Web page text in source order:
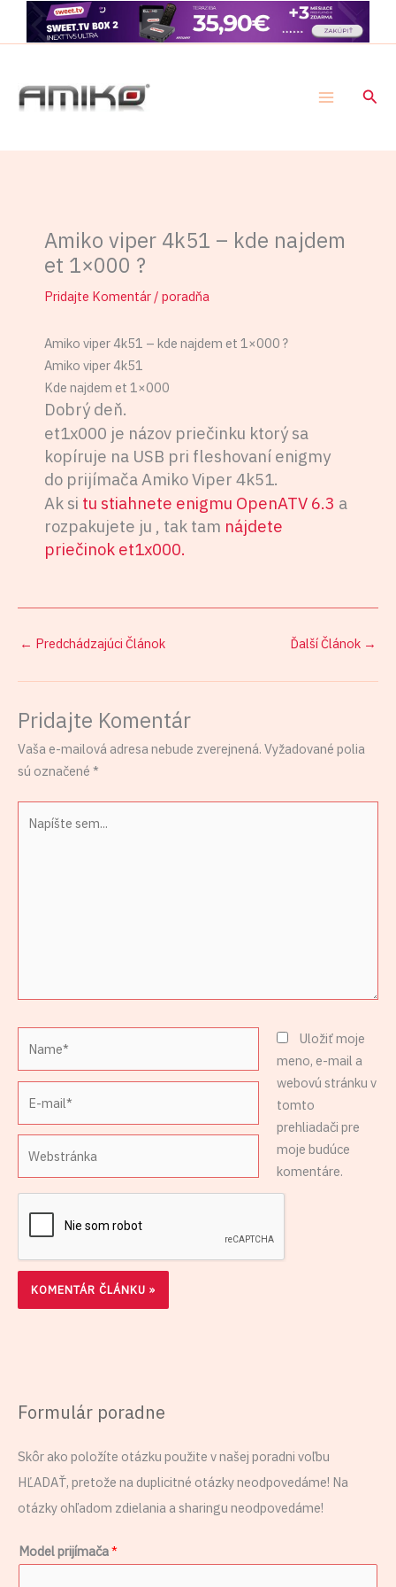
Preskočiť
Amiko viper 4k51 – kde najdem
et 1×000 ?
Pridajte Komentár / poradňa
Amiko viper 4k51 – kde najdem et 1×000 ?
Amiko viper 4k51
Kde najdem et 1×000
Dobrý deň.
et1x000 je názov priečinku ktorý sa
kopíruje na USB pri fleshovaní enigmy
do prijímača Amiko Viper 4k51.
Ak si tu stiahnete enigmu OpenATV 6.3 a
rozpakujete ju , tak tam nájdete
priečinok et1x000.
← Predchádzajúci Článok Ďalší Článok →
Pridajte Komentár
Vaša e-mailová adresa nebude zverejnená. Vyžadované polia
sú označené *
sem...
mail*
Uložiť moje
meno, e-mail a
webovú stránku v
tomto
prehliadači pre
moje budúce
komentáre.
Formulár poradne
Skôr ako položíte otázku použite v našej poradni voľbu
HĽADAŤ, pretože na duplicitné otázky neodpovedáme! Na
otázky ohľadom zdielania a sharingu neodpovedáme!
Model prijímača*